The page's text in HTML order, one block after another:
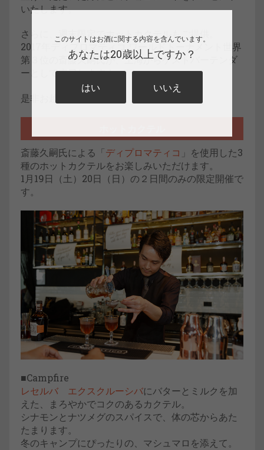
いたします。
さらに、週末限定でホットカクテルもご提供。
2017年ディプロマティコ ワールドトーナメント世界
第３位の斎藤久嗣氏が、上海からゲストバーテンダ
ーとして来日します！
是非お越しください！
斎藤久嗣氏による「ディプロマティコ 」を使用した3
種のホットカクテルをお楽しみいただけます。
1月19日（土）20日（日）の２日間のみの限定開催で
す。
■Campfire
レセルバ エクスクルーシバにバターとミルクを加
えた、まろやかでコクのあるカクテル。
シナモンとナツメグのスパイスで、体の芯からあた
たまります。
冬のキャンプにぴったりの、マシュマロを添えて。
このサイトはお酒に関する内容を含んでいます。
あなたは20歳以上ですか？
はい いいえ